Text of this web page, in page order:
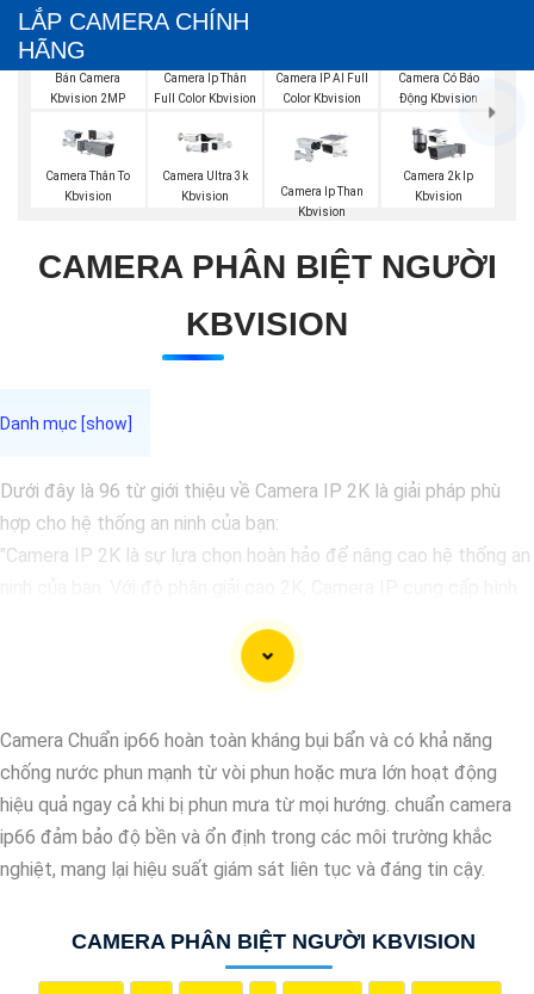
LẮP CAMERA CHÍNH
HÃNG
Bán Camera
Kbvision 2MP
Camera Ip Thân
Full Color Kbvision
Camera IP AI Full
Color Kbvision
Camera Có Báo
Động Kbvision
Camera Thân To
Kbvision
Camera Ultra 3k
Kbvision
Camera Ip Than
Kbvision
Camera 2k Ip
Kbvision
CAMERA PHÂN BIỆT NGƯỜI
KBVISION
Dưới đây là 96 từ giới thiệu về Camera IP 2K là giải pháp phù
hợp cho hệ thống an ninh của bạn:
"Camera IP 2K là sự lựa chọn hoàn hảo để nâng cao hệ thống an
ảnh sắc nét, chi tiết. Tích hợp công nghệ hiện đại, thiết bị tự
động ghi hình khi phát hiện chuyển động, nâng cao an toàn
không bỏ lỡ bất kỳ sự kiện nào. 📃Đặc biệt
động. Camera IP 2K là giải pháp hiệu quả để bảo vệ ngôi nhà
hoặc doanh nghiệp của bạn."
Camera Chuẩn ip66 hoàn toàn kháng bụi bẩn và có khả năng
chống nước phun mạnh từ vòi phun hoặc mưa lớn hoạt động
hiệu quả ngay cả khi bị phun mưa từ mọi hướng. chuẩn camera
ip66 đảm bảo độ bền và ổn định trong các môi trường khắc
nghiệt, mang lại hiệu suất giám sát liên tục và đáng tin cậy.
CAMERA PHÂN BIỆT NGƯỜI KBVISION